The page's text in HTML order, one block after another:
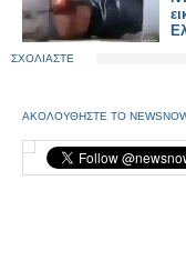
ΣΧΟΛΙΑΣΤΕ
ΑΚΟΛΟΥΘΗΣΤΕ ΤΟ